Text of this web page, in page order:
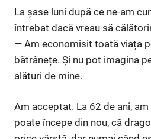
La șase luni după ce ne-am
întrebat dacă vreau să
— Am economisit toată viața
bătrânețe. Și nu pot imagina
alături de mine.
Am acceptat. La 62 de ani,
poate începe din nou, că